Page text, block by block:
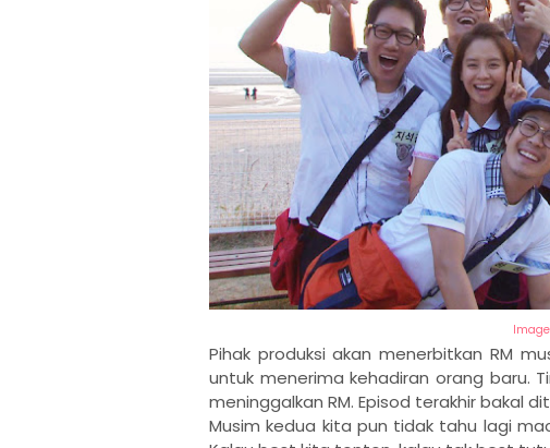
Pihak produksi akan menerbitkan RM
untuk menerima kehadiran orang baru.
meninggalkan RM. Episod terakhir bakal
Musim kedua kita pun tidak tahu lagi